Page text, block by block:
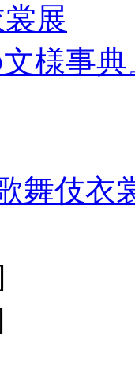
展
文様事
舞伎衣